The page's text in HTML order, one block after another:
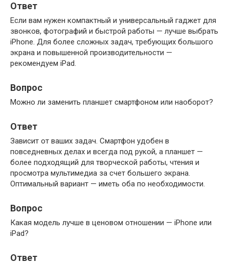
Ответ
Если вам нужен компактный и универсальный гаджет для
звонков, фотографий и быстрой работы — лучше выбрать
iPhone. Для более сложных задач, требующих большого
экрана и повышенной производительности —
рекомендуем iPad.
Вопрос
Можно ли заменить планшет смартфоном или наоборот?
Ответ
Зависит от ваших задач. Смартфон удобен в
повседневных делах и всегда под рукой, а планшет —
более подходящий для творческой работы, чтения и
просмотра мультимедиа за счет большего экрана.
Оптимальный вариант — иметь оба по необходимости.
Вопрос
Какая модель лучше в ценовом отношении — iPhone или
iPad?
Ответ